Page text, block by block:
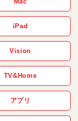
iPad
Vision
TV&Home
アプリ